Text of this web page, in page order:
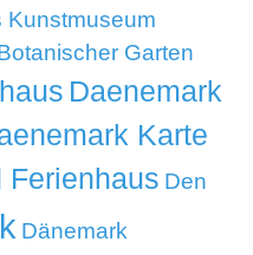
Kunstmuseum
Garten
Daenemark
Karte
Ferienhaus Den
Dänemark